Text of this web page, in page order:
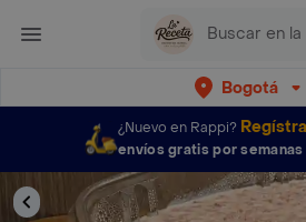
Bogotá
¿Nuevo en Rappi?
envíos gratis por semanas